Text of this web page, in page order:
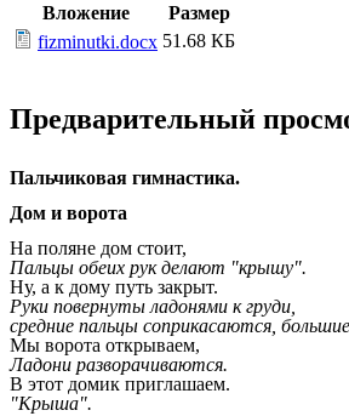
Вложение
Размер
fizminutki.docx 51.68 КБ
Предварительный
Пальчиковая гимнастика.
Дом и ворота
На поляне дом стоит,
Пальцы обеих рук делают "крышу".
Ну, а к дому путь закрыт.
Руки повернуты ладонями к груди,
средние пальцы соприкасаются,
Мы ворота открываем,
Ладони разворачиваются.
В этот домик приглашаем.
"Крыша".